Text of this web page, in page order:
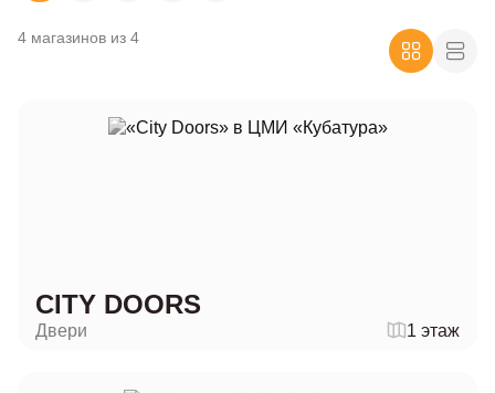
4 магазинов из 4
CITY DOORS
Двери 1 этаж